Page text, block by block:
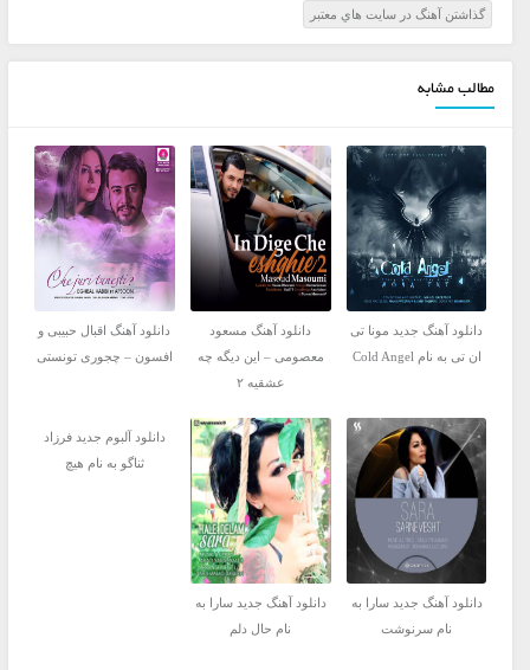
گذاشتن آهنگ در سايت هاي معتبر
مطالب مشابه
دانلود آهنگ جدید مونا تی
ان تی به نام Cold Angel
دانلود آهنگ مسعود
معصومی – این دیگه چه
عشقیه ۲
دانلود آهنگ اقبال حبیبی و
افسون – چجوری تونستی
دانلود آهنگ جدید سارا به
نام سرنوشت
دانلود آهنگ جدید سارا به
نام حال دلم
دانلود آلبوم جدید فرزاد
ثناگو به نام هیچ